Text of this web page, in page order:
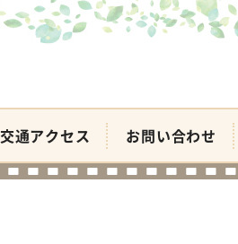
交通アクセス お問い合わせ